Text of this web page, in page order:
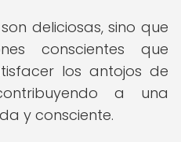
deliciosas, sino que
conscientes que
los antojos de
a una
y consciente.